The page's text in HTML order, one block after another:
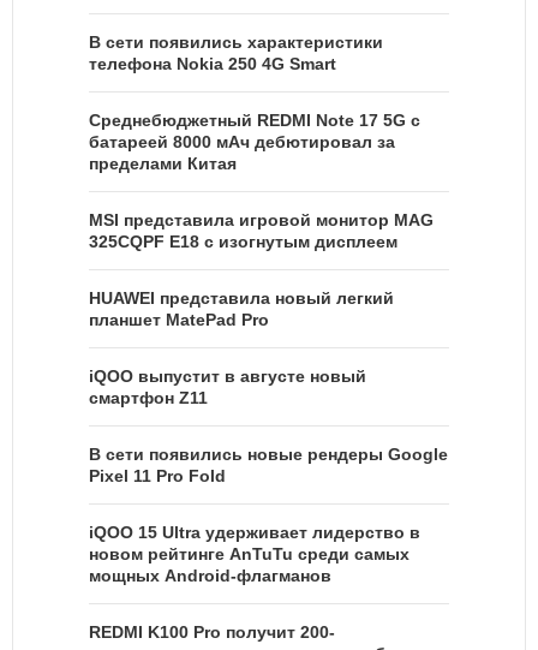
В сети появились характеристики
телефона Nokia 250 4G Smart
Среднебюджетный REDMI Note 17 5G с
батареей 8000 мАч дебютировал за
пределами Китая
MSI представила игровой монитор MAG
325CQPF E18 с изогнутым дисплеем
HUAWEI представила новый легкий
планшет MatePad Pro
iQOO выпустит в августе новый
смартфон Z11
В сети появились новые рендеры Google
Pixel 11 Pro Fold
iQOO 15 Ultra удерживает лидерство в
новом рейтинге AnTuTu среди самых
мощных Android-флагманов
REDMI K100 Pro получит 200-